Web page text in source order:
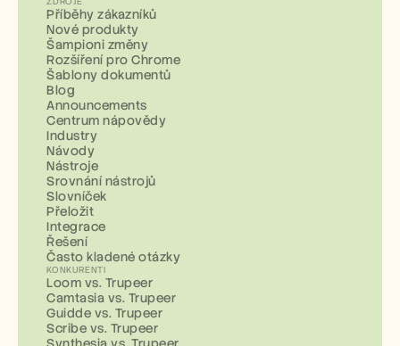
Příběhy zákazníků
Nové produkty
Šampioni změny
Rozšíření pro Chrome
Šablony dokumentů
Blog
Announcements
Centrum nápovědy
Industry
Návody
Nástroje
Srovnání nástrojů
Slovníček
Přeložit
Integrace
Řešení
Často kladené otázky
KONKURENTI
Loom vs. Trupeer
Camtasia vs. Trupeer
Guidde vs. Trupeer
Scribe vs. Trupeer